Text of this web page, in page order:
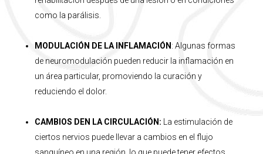
como la parálisis.
MODULACIÓN DE LA INFLAMACIÓN : Algunas formas
de neuromodulación pueden reducir la inflamación en
un área particular, promoviendo la curación y
reduciendo el dolor.
CAMBIOS DEN LA CIRCULACIÓN : La estimulación de
ciertos nervios puede llevar a cambios en el flujo